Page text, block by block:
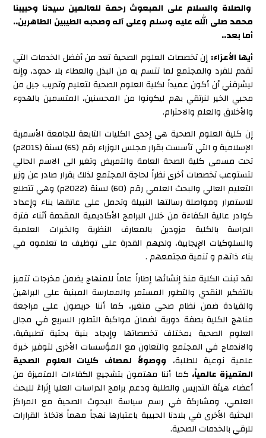
والصلاة والسلام على المبعوث رحمة للعالمين سيدنا وحبيبنا
محمد صلى الله عليه وسلم وعلى آله وصحبه الطيبين الطاهرين..
أما بعد..
أيها الأعزاء: إن تخصصات العلوم الصحية تعد من أفضل الخدمات التي
تقدم للفرد والمجتمع لما تتسم به من البذل والعطاء بلا حدود، وإنه
ليشرفني أن أكون عميداً لكلية العلوم الصحية لتعليم وتدريب جيل من
محبي الخير لنرتقي بهم ليكونوا من المحسنين، المتسمين بالهدوء
والأخلاق والعلم والاحترام.
إن كلية العلوم الصحية هي إحدى الكليات التابعة للجامعة الأسمرية
الإسلامية و التي تأسست بقرار مجلس الوزراء رقم (65) لسنة (2015م)
تحت مسمى كلية الصحة العامة والتمريض وتغير الى الاسم الحالي
لتستوعب تخصصات أخرى نظراً لحاجة المجتمع لذلك بقرار صادر عن وزير
التعليم العالي والبحث العلمي رقم (60) لسنة (2022م) وهي تتطلع
للاستمرار ومواصلة رسالتها النبيلة وتحمل على عاتقها بناء وإعداد
كوادر عالية الكفاءة من خلال البرامج الأكاديمية المقدمة أثناء فترة
الدراسة بالكلية مزودين بالمعارف النظرية والخبرات العلمية
والسلوكيات الإيجابية، ولديهم القدرة على توظيف ما تعلموه في
بناء ذاتهم و تنمية مجتمعهم .
لقد تبنت الكلية منذ إنشائها إطاراً عاماً للمنهاج يضمن مخرجات تتميز
بالتفكير النقدي والتطور المستمر والممارسة المبنية على البراهين
والقيادة ضمن نظام صحي متغير، كما أننا حريصون على مراجعة
مناهج الكلية بصفة دورية لضمان مواكبة التطور السريع في مجال
العلوم الصحية بمختلف تخصصاتها وإيجاد بنية بحثية تطبيقية،
والاندماج في المجتمع والتعاون مع المؤسسات الأخرى لتوفير خبرة
علمية نوعية للطلبة، ووصولاً لمصاف كليات العلوم الصحية
المتميزة عالمياً، كما أننا مهتمون بتشجيع الكفاءات المتميزة من
أعضاء هيئة التدريس والطلبة ودعم برامج الدراسات العليا إثراءً للبحث
العلمي، ومشاركة في رسم سياسة البحوث الصحية مع المراكز
البحثية الأخرى في بلادنا الحبيبة باعتبارها نهجاً مهماً لاتخاذ القرارات
للرقي بالخدمات الصحية.